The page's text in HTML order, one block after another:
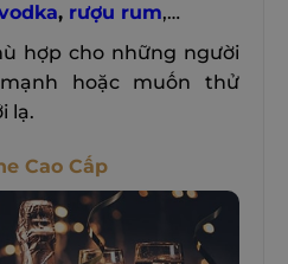
, rượu rum,…
hợp cho những người
hoặc muốn thử
lạ.
Cao Cấp